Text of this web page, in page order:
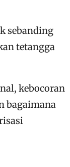
sebanding
tetangga
kebocoran
bagaimana